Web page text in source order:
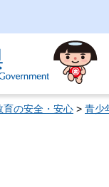
育の安全・安心 > 青少